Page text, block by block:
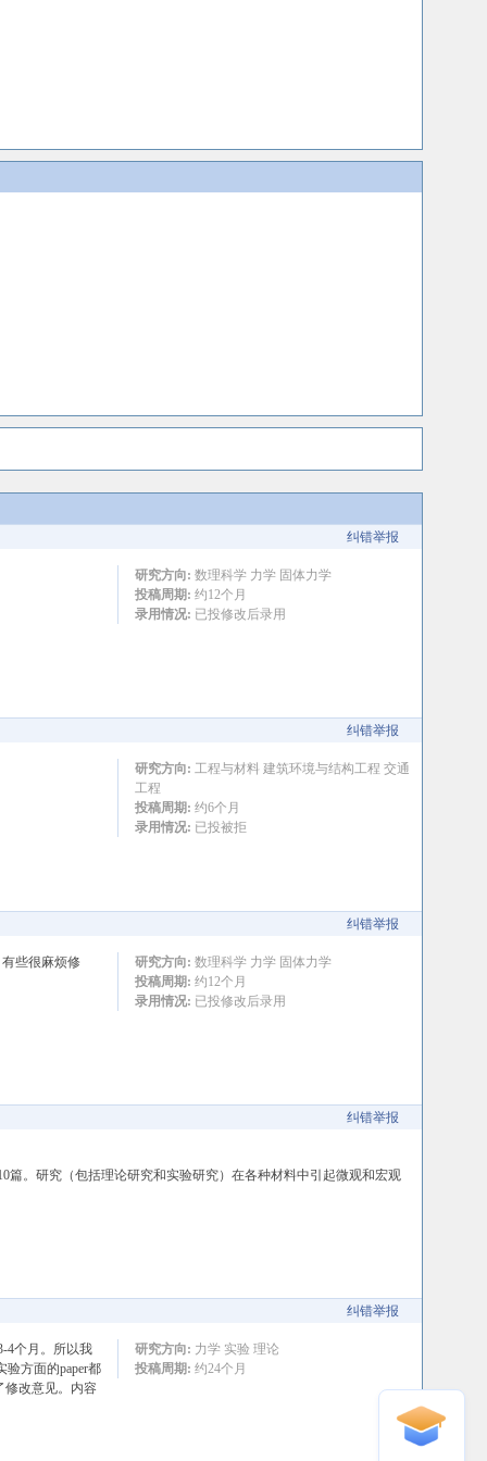
纠错举报
研究方向: 数理科学 力学 固体力学
投稿周期: 约12个月
录用情况: 已投修改后录用
纠错举报
研究方向: 工程与材料 建筑环境与结构工程 交通
工程
投稿周期: 约6个月
录用情况: 已投被拒
纠错举报
些很麻烦修
研究方向: 数理科学 力学 固体力学
投稿周期: 约12个月
录用情况: 已投修改后录用
纠错举报
篇。研究（包括理论研究和实验研究）在各种材料中引起微观和宏观
纠错举报
4个月。所以我
方面的paper都
修改意见。内容
研究方向: 力学 实验 理论
投稿周期: 约24个月